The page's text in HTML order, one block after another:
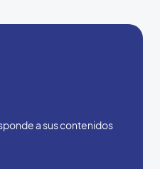
a sus contenidos